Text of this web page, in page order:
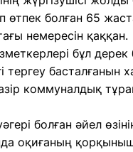
өтпек болған 65
немересін қаққан.
бұл
тергеу басталғанын
коммуналдық
болған әйел
оқиғаның